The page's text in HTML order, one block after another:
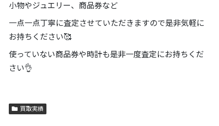
小物やジュエリー、商品券など
一点一点丁寧に査定させていただきますので是非気軽に
お持ちください🥰
使っていない商品券や時計も是非一度査定にお持ちくだ
さい👌
買取実績